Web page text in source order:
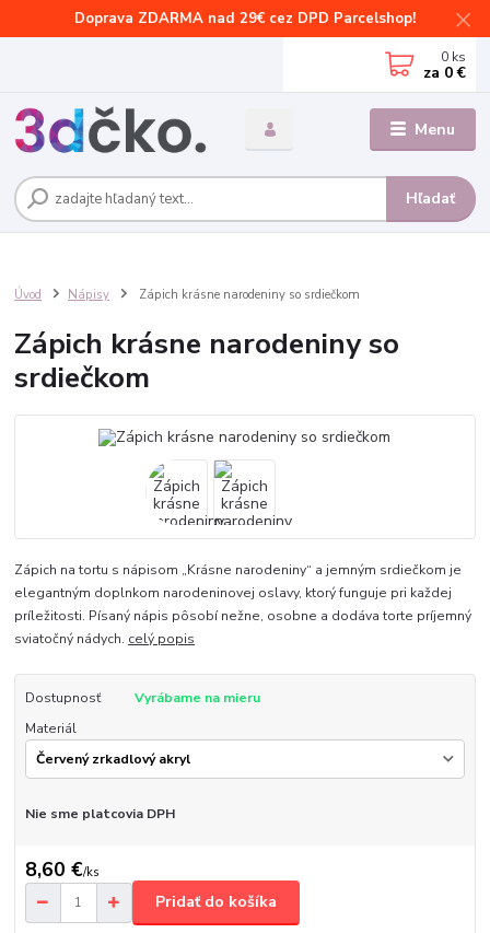
Doprava ZDARMA nad 29€ cez DPD Parcelshop!
Menu
Hľadať
0 ks
za 0 €
Úvod Nápisy Zápich krásne narodeniny so srdiečkom
Zápich krásne narodeniny so
srdiečkom
Zápich na tortu s nápisom „Krásne narodeniny“ a jemným srdiečkom je
elegantným doplnkom narodeninovej oslavy, ktorý funguje pri každej
príležitosti. Písaný nápis pôsobí nežne, osobne a dodáva torte príjemný
sviatočný nádych. celý popis
Dostupnosť
Vyrábame na mieru
Materiál
Nie sme platcovia DPH
8,60 €/ks
Pridať do košíka